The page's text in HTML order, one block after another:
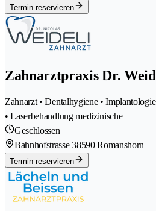
Termin reservieren
Zahnarztpraxis Dr.
Zahnarzt • Dentalhygiene •
• Laserbehandlung medizinische
Geschlossen
Bahnhofstrasse 38590 Romanshorn
Termin reservieren